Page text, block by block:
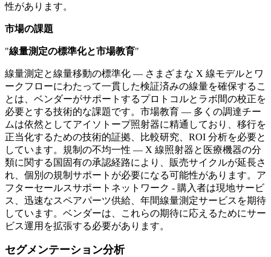
性があります。
市場の課題
"線量測定の標準化と市場教育"
線量測定と線量移動の標準化 — さまざまな X 線モデルとワ
ークフローにわたって一貫した検証済みの線量を確保するこ
とは、ベンダーがサポートするプロトコルとラボ間の校正を
必要とする技術的な課題です。市場教育 — 多くの調達チー
ムは依然としてアイソトープ照射器に精通しており、移行を
正当化するための技術的証拠、比較研究、ROI 分析を必要と
しています。規制の不均一性 — X 線照射器と医療機器の分
類に関する国固有の承認経路により、販売サイクルが延長さ
れ、個別の規制サポートが必要になる可能性があります。ア
フターセールスサポートネットワーク - 購入者は現地サービ
ス、迅速なスペアパーツ供給、年間線量測定サービスを期待
しています。ベンダーは、これらの期待に応えるためにサー
ビス運用を拡張する必要があります。
セグメンテーション分析